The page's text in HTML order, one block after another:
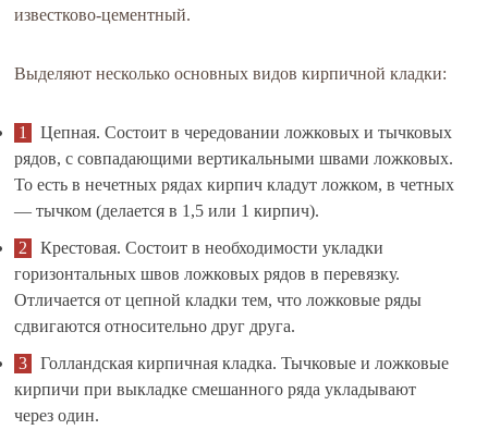
известково-цементный.
Выделяют несколько основных видов кирпичной кладки:
Цепная. Состоит в чередовании ложковых и тычковых
рядов, с совпадающими вертикальными швами ложковых.
То есть в нечетных рядах кирпич кладут ложком, в четных
— тычком (делается в 1,5 или 1 кирпич).
Крестовая. Состоит в необходимости укладки
горизонтальных швов ложковых рядов в перевязку.
Отличается от цепной кладки тем, что ложковые ряды
сдвигаются относительно друг друга.
Голландская кирпичная кладка. Тычковые и ложковые
кирпичи при выкладке смешанного ряда укладывают
через один.